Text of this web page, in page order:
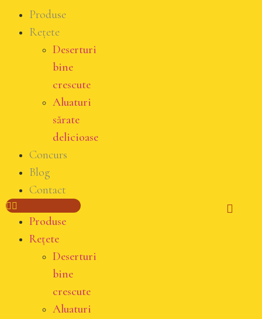
Produse
Rețete
Deserturi
bine
crescute
Aluaturi
sărate
delicioase
Concurs
Blog
Contact
Produse
Rețete
Deserturi
bine
crescute
Aluaturi